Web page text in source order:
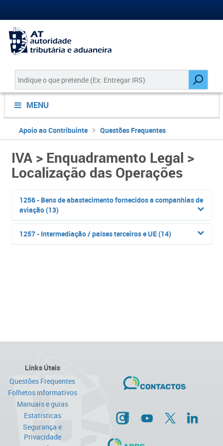
MENU
Apoio ao Contribuinte Questões Frequentes
IVA > Enquadramento Legal >
Localização das Operações
1256 - Bens de abastecimento fornecidos a companhias de
aviação (13)
1257 - Intermediação / países terceiros e UE (14)
Links Úteis
Questões Frequentes
Folhetos informativos
Manuais e guias
Estatísticas
Segurança e
Privacidade